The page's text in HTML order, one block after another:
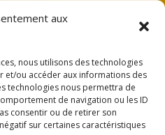
aux
nous utilisons des technologies
et/ou accéder aux informations des
technologies nous permettra de
de navigation ou les ID
consentir ou de retirer son
sur certaines caractéristiques
de confidentialité